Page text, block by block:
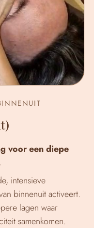
voor een diepe
intensieve
binnenuit activeert.
lagen waar
samenkomen.